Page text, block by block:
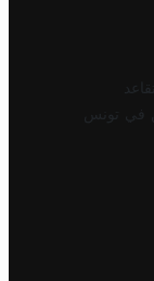
في تونس